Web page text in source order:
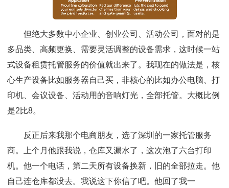
但绝大多数中小企业、创业公司、活动公司，面对的是
多品类、高频更换、需要灵活调整的设备需求，这时候一站
式设备租赁托管服务的价值就出来了。我现在的做法是，核
心生产设备比如服务器自己买，非核心的比如办公电脑、打
印机、会议设备、活动用的音响灯光，全部托管。大概比例
是2比8。
反正后来我那个电商朋友，选了深圳的一家托管服务
商。上个月他跟我说，仓库又漏水了，这次泡了六台打印
机。他一个电话，第二天所有设备换新，旧的全部拉走。他
自己连仓库都没去。我说这下你信了吧。他回了我一